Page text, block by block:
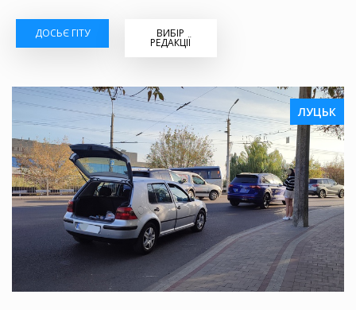
ДОСЬЄ ГІТУ ВИБІР
РЕДАКЦІЇ
ЛУЦЬК